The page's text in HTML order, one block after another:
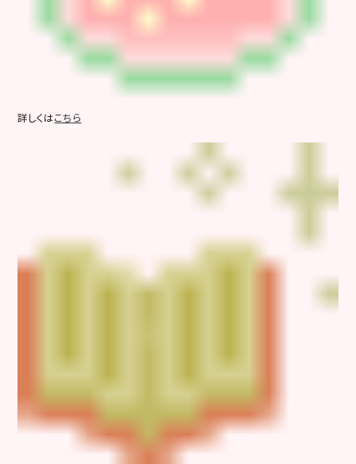
詳しくはこちら